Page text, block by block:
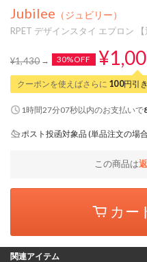
Jubilee （ジュビリー）
RPET デザインスタイ エプロン 【
¥1,430 30%OFF
クーポンを使えばさらに 100円引
1時間27分07秒以内のお支払いで
ポスト投函対象品 (単品注文の場
この商品は
カー
関連アイテム